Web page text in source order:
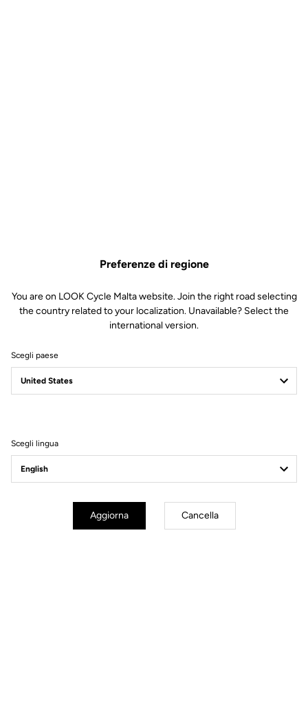
Race
Preferenze di regione
You are on LOOK Cycle Malta website. Join the right road selecting
the country related to your localization. Unavailable? Select the
international version.
Scegli paese
Scegli lingua
Aggiorna Cancella